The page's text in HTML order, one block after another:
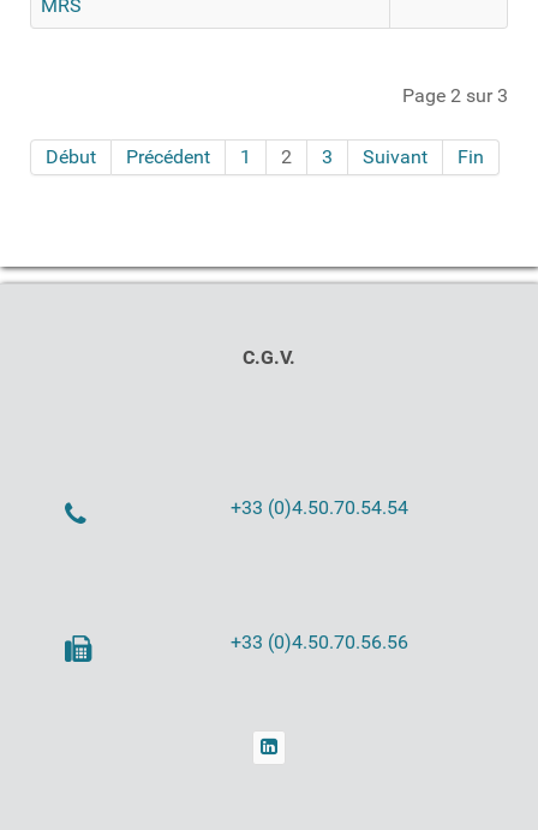
MRS
Page 2 sur 3
Début Précédent 1 2 3 Suivant Fin
C.G.V.
+33 (0)4.50.70.54.54
+33 (0)4.50.70.56.56